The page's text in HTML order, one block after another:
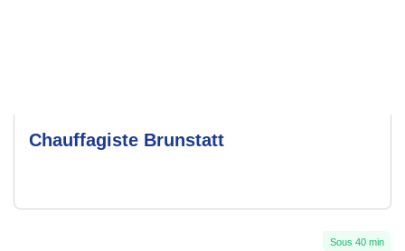
Chauffagiste Brunstatt
Sous 40 min